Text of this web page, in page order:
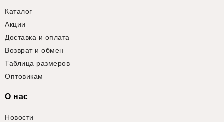
Каталог
Акции
Доставка и оплата
Возврат и обмен
Таблица размеров
Оптовикам
О нас
Новости